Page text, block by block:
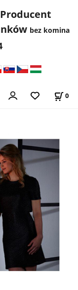
Producent
bez komina
0